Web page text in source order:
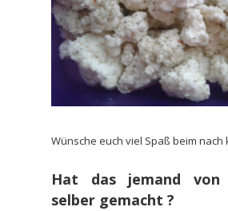
Wünsche euch viel Spaß beim nach
Hat das jemand von
selber gemacht ?